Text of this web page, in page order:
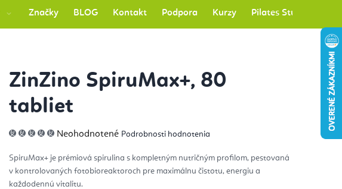
Značky BLOG Kontakt Podpora Kurzy Pilates Studio
ZinZino SpiruMax+, 80
tabliet
Priemerné
hodnotenie
0,0
5
hviezdičiek.
Neohodnotené Podrobnosti hodnotenia
SpiruMax+ je prémiová spirulina s kompletným nutričným profilom, pestovaná
v kontrolovaných fotobioreaktoroch pre maximálnu čistotu, energiu a
každodennú vitalitu.